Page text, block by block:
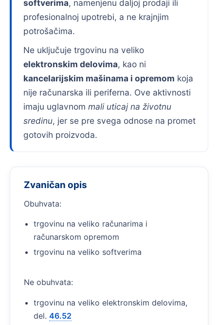
softverima, namenjenu daljoj prodaji ili
profesionalnoj upotrebi, a ne krajnjim
potrošačima.
Ne uključuje trgovinu na veliko
elektronskim delovima, kao ni
kancelarijskim mašinama i opremom koja
nije računarska ili periferna. Ove aktivnosti
imaju uglavnom mali uticaj na životnu
sredinu, jer se pre svega odnose na promet
gotovih proizvoda.
Zvaničan opis
Obuhvata:
trgovinu na veliko računarima i
računarskom opremom
trgovinu na veliko softverima
Ne obuhvata:
trgovinu na veliko elektronskim delovima,
del. 46.52